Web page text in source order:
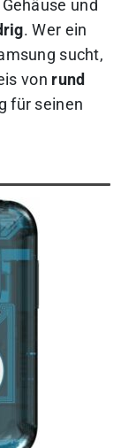
und
. Wer ein
sucht,
von rund
für seinen